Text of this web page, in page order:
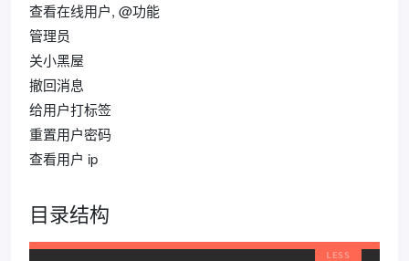
查看在线用户, @功能
管理员
关小黑屋
撤回消息
给用户打标签
重置用户密码
查看用户 ip
目录结构